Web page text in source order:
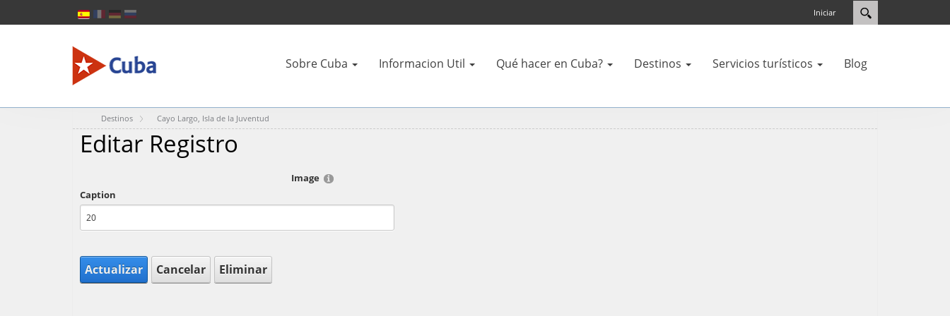
Iniciar
Sobre Cuba Informacion Util Qué hacer en Cuba? Destinos Servicios turísticos Blog
Destinos Cayo Largo, Isla de la Juventud
Editar Registro
Image
Caption
Actualizar Cancelar Eliminar